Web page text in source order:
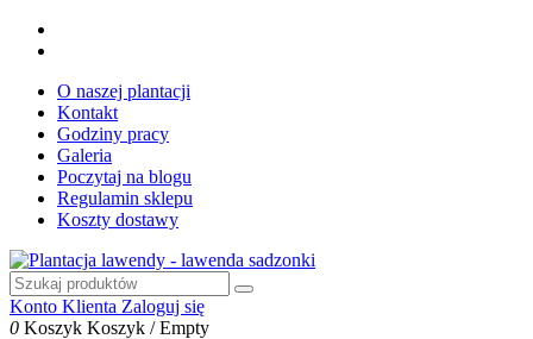
O naszej plantacji
Kontakt
Godziny pracy
Galeria
Poczytaj na blogu
Regulamin sklepu
Koszty dostawy
Konto Klienta Zaloguj się
0 Koszyk Koszyk /Empty